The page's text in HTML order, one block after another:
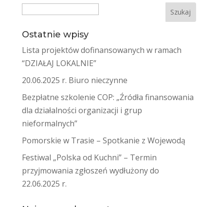
Ostatnie wpisy
Lista projektów dofinansowanych w ramach
“DZIAŁAJ LOKALNIE”
20.06.2025 r. Biuro nieczynne
Bezpłatne szkolenie COP: „Źródła finansowania
dla działalności organizacji i grup
nieformalnych”
Pomorskie w Trasie – Spotkanie z Wojewodą
Festiwal „Polska od Kuchni” – Termin
przyjmowania zgłoszeń wydłużony do
22.06.2025 r.